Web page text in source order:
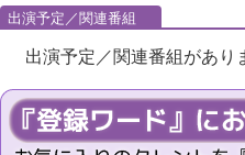
出演予定／関連番組
出演予定／関連番組があり